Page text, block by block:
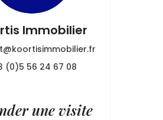
Immobilier
(0)5 56 24 67 08
une visite